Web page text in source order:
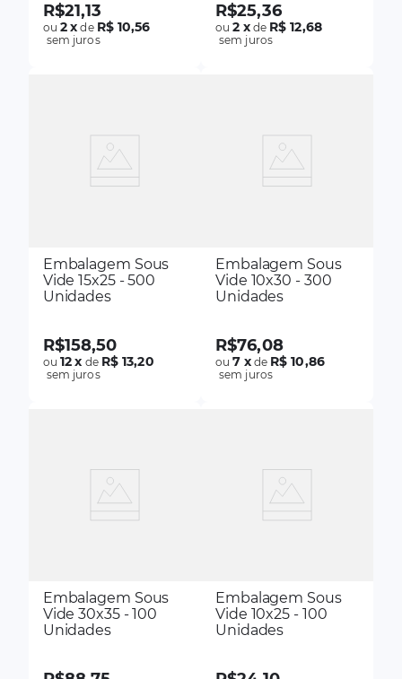
R$21,13
ou2x de R$ 10,56
sem juros
R$25,36
ou2 xde R$ 12,68
sem juros
Embalagem Sous
Vide 15x25 - 500
Unidades
R$158,50
ou12x de R$ 13,20
sem juros
Embalagem Sous
Vide 10x30 - 300
Unidades
R$76,08
ou7 xde R$ 10,86
sem juros
Embalagem Sous
Vide 30x35 - 100
Unidades
Embalagem Sous
Vide 10x25 - 100
Unidades